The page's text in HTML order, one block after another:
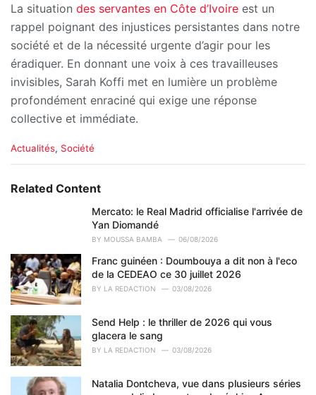
La situation des servantes en Côte d’Ivoire est un
rappel poignant des injustices persistantes dans notre
société et de la nécessité urgente d’agir pour les
éradiquer. En donnant une voix à ces travailleuses
invisibles, Sarah Koffi met en lumière un problème
profondément enraciné qui exige une réponse
collective et immédiate.
C
e
s
:
Actualités, Société
Related Content
Mercato: le Real Madrid officialise l'arrivée de
Yan Diomandé
BY MOUSSA BAMBA 06/08/2026
Franc guinéen : Doumbouya a dit non à l'eco
de la CEDEAO ce 30 juillet 2026
BY LA REDACTION 03/08/2026
Send Help : le thriller de 2026 qui vous
glacera le sang
BY LA REDACTION 03/08/2026
Natalia Dontcheva, vue dans plusieurs séries